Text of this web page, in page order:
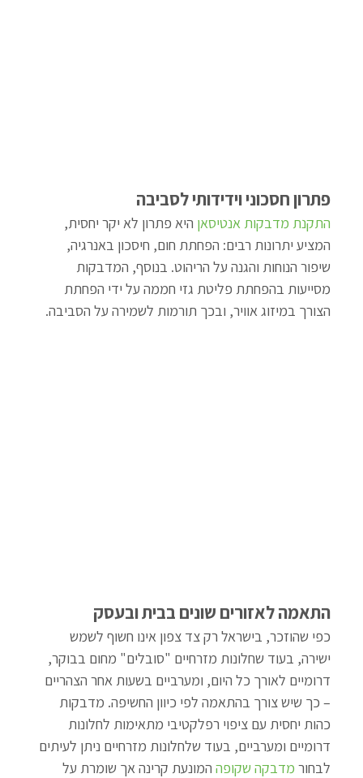
פתרון חסכוני וידידותי לסביבה
התקנת מדבקות אנטיסאן היא פתרון לא יקר יחסית,
המציע יתרונות רבים: הפחתת חום, חיסכון באנרגיה,
שיפור הנוחות והגנה על הריהוט. בנוסף, המדבקות
מסייעות בהפחתת פליטת גזי חממה על ידי הפחתת
הצורך במיזוג אוויר, ובכך תורמות לשמירה על הסביבה.
התאמה לאזורים שונים בבית ובעסק
כפי שהוזכר, בישראל רק צד צפון אינו חשוף לשמש
ישירה, בעוד שחלונות מזרחיים "סובלים" מחום בבוקר,
דרומיים לאורך כל היום, ומערביים בשעות אחר הצהריים
– כך שיש צורך בהתאמה לפי כיוון החשיפה. מדבקות
כהות יחסית עם ציפוי רפלקטיבי מתאימות לחלונות
דרומיים ומערביים, בעוד שלחלונות מזרחיים ניתן לעיתים
לבחור מדבקה שקופה המונעת קרינה אך שומרת על